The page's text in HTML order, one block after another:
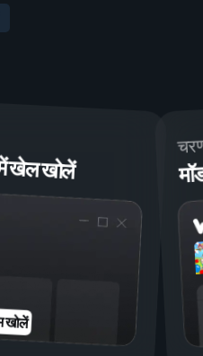
खेल खोलें
खोलें